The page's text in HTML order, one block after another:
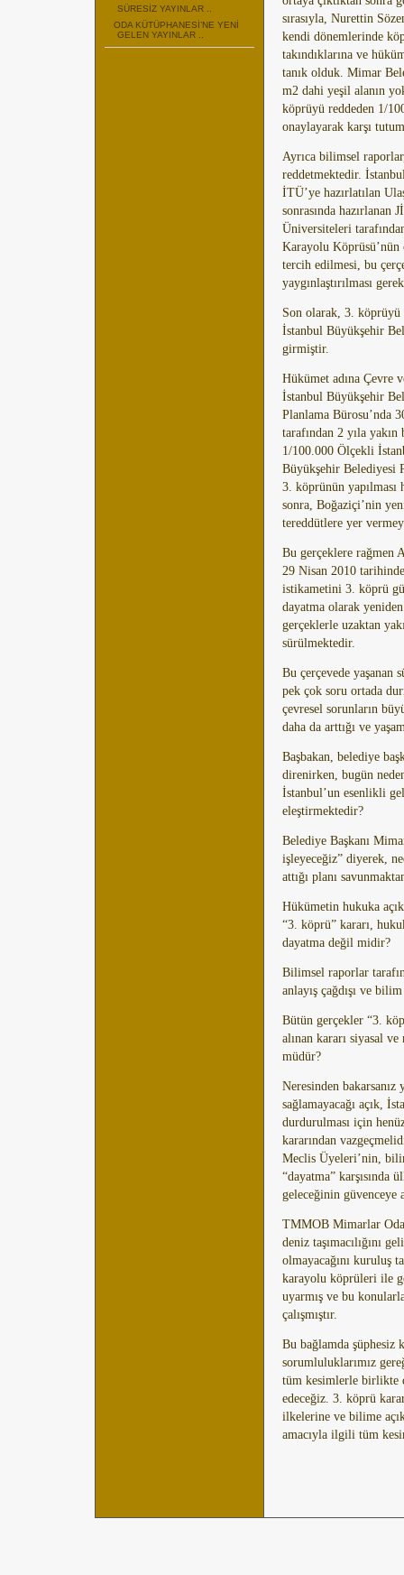
SÜRESİZ YAYINLAR ..
ODA KÜTÜPHANESİ’NE YENİ
GELEN YAYINLAR ..
sırasıyla, Nurettin
kendi dönemlerinde
takındıklarına ve
tanık olduk. Mimar
m2 dahi yeşil alanın
köprüyü reddeden 1/
onaylayarak karşı
Ayrıca bilimsel
reddetmektedir.
İTÜ’ye hazırlatılan
sonrasında
Üniversiteleri
Karayolu Köprüsü’nün
tercih edilmesi, bu
yaygınlaştırılması
Son olarak, 3. köprüyü
İstanbul Büyükşehir
girmiştir.
Hükümet adına Çevre
İstanbul Büyükşehir
Planlama Bürosu’nda
tarafından 2 yıla yakın
1/100.000 Ölçekli
Büyükşehir Belediyesi
3. köprünün yapılması
sonra, Boğaziçi’nin
tereddütlere yer
Bu gerçeklere rağmen
29 Nisan 2010 tarihinde
istikametini 3. köprü
dayatma olarak
gerçeklerle uzaktan
sürülmektedir.
Bu çerçevede yaşanan
pek çok soru ortada
çevresel sorunların
daha da arttığı ve
Başbakan, belediye
direnirken, bugün
İstanbul’un esenlikli
eleştirmektedir?
Belediye Başkanı
işleyeceğiz” diyerek,
attığı planı
Hükümetin hukuka
“3. köprü” kararı,
dayatma değil midir?
Bilimsel raporlar
anlayış çağdışı ve
Bütün gerçekler “3.
alınan kararı siyasal
müdür?
Neresinden
sağlamayacağı açık,
durdurulması için
kararından
Meclis Üyeleri’nin,
“dayatma” karşısında
geleceğinin güvenceye
TMMOB Mimarlar
deniz taşımacılığını
olmayacağını kuruluş
karayolu köprüleri ile
uyarmış ve bu
çalışmıştır.
Bu bağlamda şüphesiz
sorumluluklarımız
tüm kesimlerle birlikte
edeceğiz. 3. köprü
ilkelerine ve bilime
amacıyla ilgili tüm